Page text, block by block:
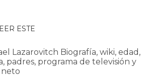
ESTE
Lazarovitch Biografía, wiki, edad,
padres, programa de televisión y